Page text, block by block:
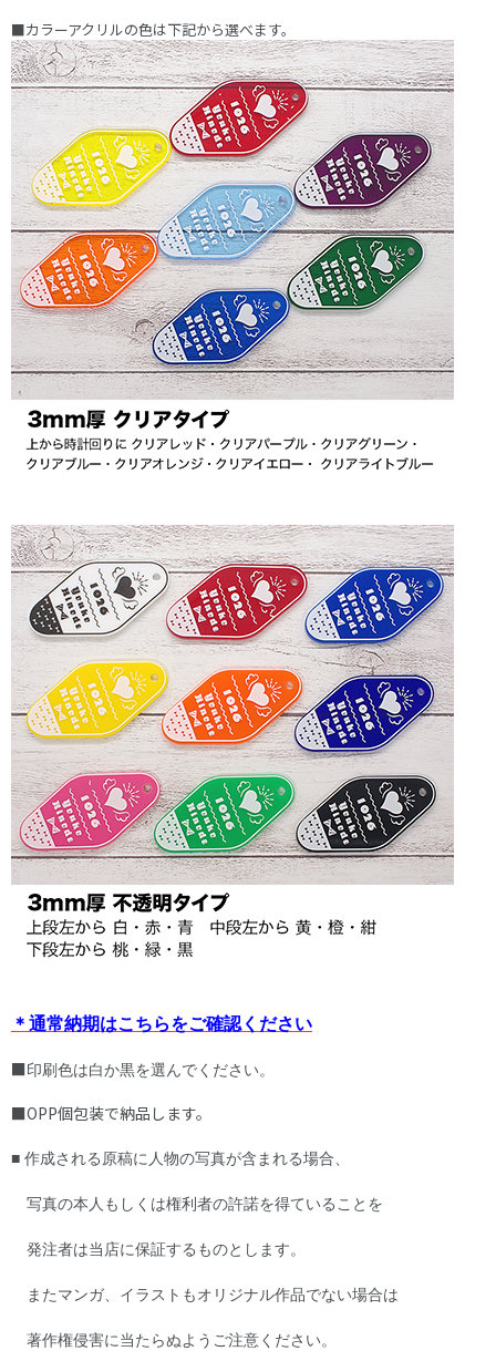
■カラーアクリルの色は下記から選べます。
＊通常納期はこちらをご確認ください
■​印刷色は白か黒を選んでください。
■OPP個包装で納品します。
■ 作成される原稿に人物の写真が含まれる場合、
写真の本人もしくは権利者の許諾を得ていることを
発注者は当店に保証するものとします。
またマンガ、イラストもオリジナル作品でない場合は
著作権侵害に当たらぬようご注意ください。